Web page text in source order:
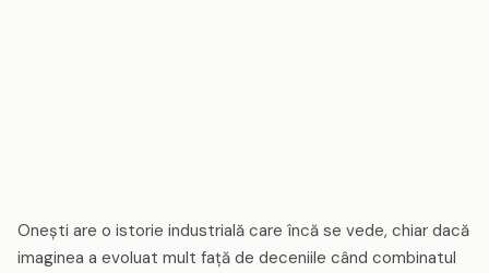
Onești are o istorie industrială care încă se vede, chiar dacă
imaginea a evoluat mult față de deceniile când combinatul